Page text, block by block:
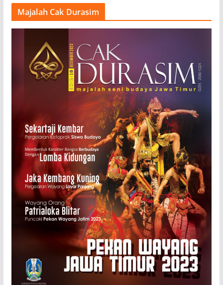
Majalah Cak Durasim